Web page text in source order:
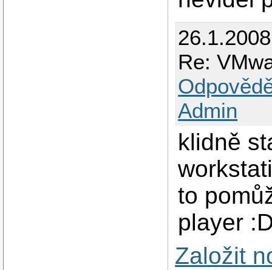
Re:
Admin
klidně
to
player
Založit